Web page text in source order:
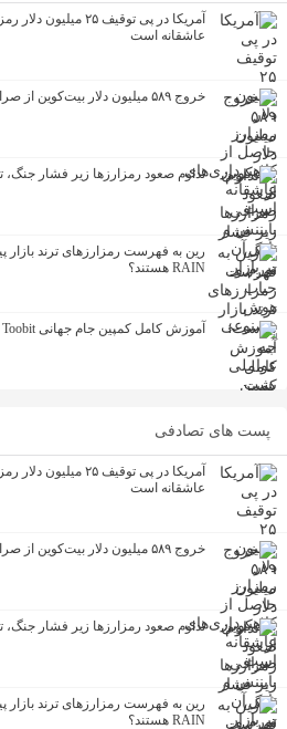
آمریکا در پی توقیف ۲۵ میلیون دلار
عاشقانه است
خروج ۵۸۹ میلیون دلار بیت‌کوین از صرافی بایننس و تاثیر آن بر بازار
تداوم صعود رمزارزها زیر فشار جنگ، تورم و
رین به فهرست رمزارزهای ترند بازار پیوست؛
RAIN هستند؟
آموزش کامل کمپین جام جهانی Toobit
تصادفی
آمریکا در پی توقیف ۲۵ میلیون دلار
عاشقانه است
خروج ۵۸۹ میلیون دلار بیت‌کوین از صرافی بایننس و تاثیر آن بر بازار
تداوم صعود رمزارزها زیر فشار جنگ، تورم و
رین به فهرست رمزارزهای ترند بازار پیوست؛
RAIN هستند؟